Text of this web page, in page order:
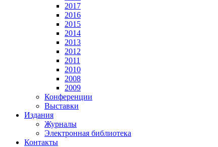
2017
2016
2015
2014
2013
2012
2011
2010
2008
2009
Конференции
Выставки
Издания
Журналы
Электронная библиотека
Контакты